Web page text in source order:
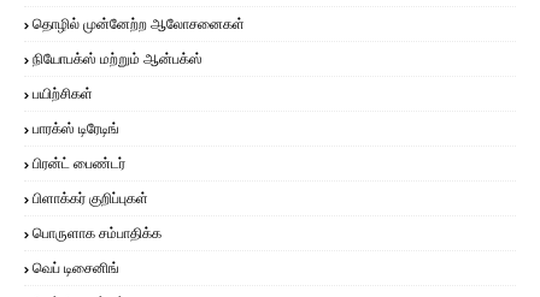
தொழில் முன்னேற்ற ஆலோசனைகள்
நியோபக்ஸ் மற்றும் ஆன்பக்ஸ்
பயிற்சிகள்
பாரக்ஸ் டிரேடிங்
பிரன்ட் பைண்டர்
பிளாக்கர் குறிப்புகள்
பொருளாக சம்பாதிக்க
வெப் டிசைனிங்